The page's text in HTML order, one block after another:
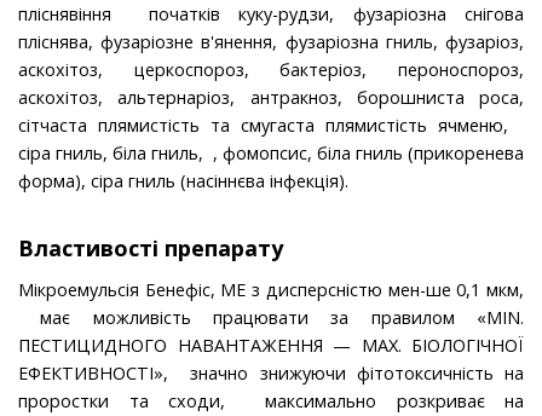
пліснявіння початків куку-рудзи, фузаріозна снігова
пліснява, фузаріозне в'янення, фузаріозна гниль, фузаріоз,
аскохітоз, церкоспороз, бактеріоз, пероноспороз,
аскохітоз, альтернаріоз, антракноз, борошниста роса,
сітчаста плямистість та смугаста плямистість ячменю,
сіра гниль, біла гниль, , фомопсис, біла гниль (прикоренева
форма), сіра гниль (насіннєва інфекція).
Властивості препарату
Мікроемульсія Бенефіс, МЕ з дисперсністю мен-ше 0,1 мкм,
має можливість працювати за правилом «МІN.
ПЕСТИЦИДНОГО НАВАНТАЖЕННЯ — МАХ. БІОЛОГІЧНОЇ
ЕФЕКТИВ­НОСТІ», значно знижуючи фітотоксичність на
проростки та сходи, максимально розкриває на